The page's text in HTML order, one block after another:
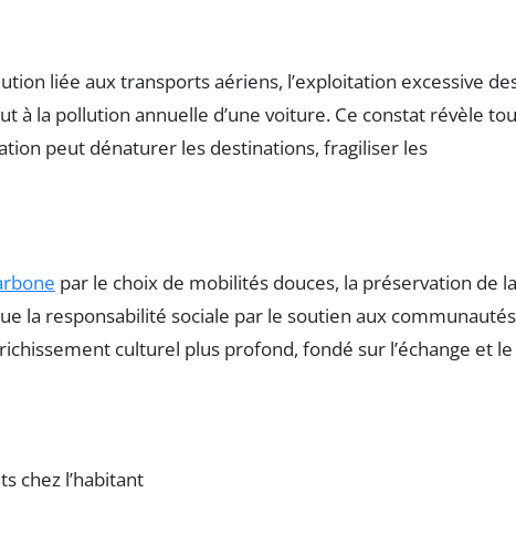
liée aux transports aériens, l’exploitation excessive
à la pollution annuelle d’une voiture. Ce constat révèle
peut dénaturer les destinations, fragiliser les
par le choix de mobilités douces, la préservation de la
la responsabilité sociale par le soutien aux communautés
culturel plus profond, fondé sur l’échange et le
chez l’habitant